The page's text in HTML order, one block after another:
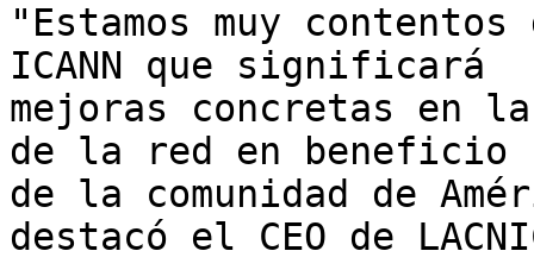
"Estamos muy
ICANN que significará
mejoras concretas en
de la red en beneficio
de la comunidad de
destacó el CEO de